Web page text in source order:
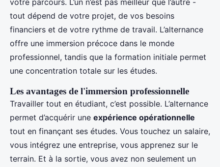
votre parcours. L’un n’est pas meilleur que l’autre -
tout dépend de votre projet, de vos besoins
financiers et de votre rythme de travail. L’alternance
offre une immersion précoce dans le monde
professionnel, tandis que la formation initiale permet
une concentration totale sur les études.
Les avantages de l'immersion professionnelle
Travailler tout en étudiant, c’est possible. L’alternance
permet d’acquérir une expérience opérationnelle
tout en finançant ses études. Vous touchez un salaire,
vous intégrez une entreprise, vous apprenez sur le
terrain. Et à la sortie, vous avez non seulement un